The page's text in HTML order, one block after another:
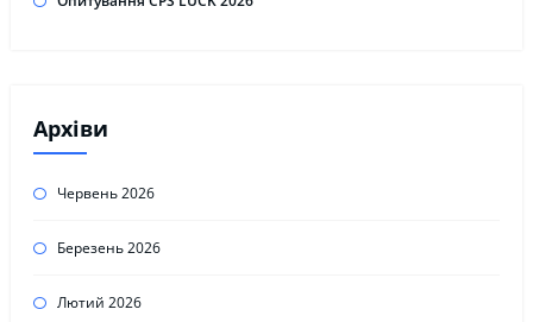
Архіви
Червень 2026
Березень 2026
Лютий 2026